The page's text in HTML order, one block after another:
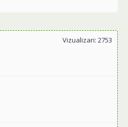
Vizualizari: 2753